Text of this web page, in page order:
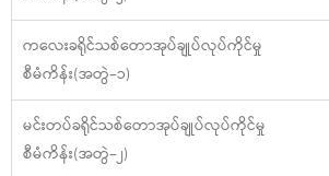
ကလေးခရိုင်သစ်တောအုပ်ချုပ်လုပ်ကိုင်မှု
စီမံကိန်း(အတွဲ−၁)
မင်းတပ်ခရိုင်သစ်တောအုပ်ချုပ်လုပ်ကိုင်မှု
စီမံကိန်း(အတွဲ−၂)